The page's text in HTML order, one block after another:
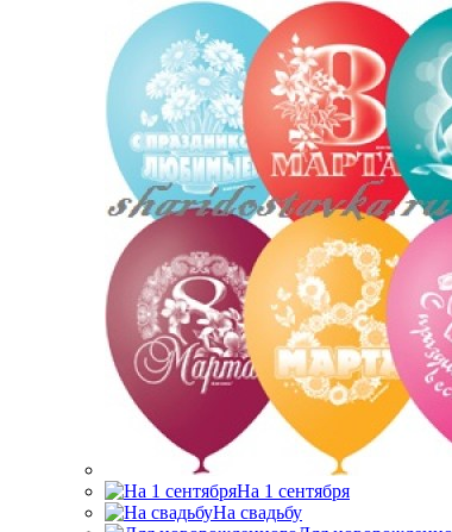
На 1 сентября
На свадьбу